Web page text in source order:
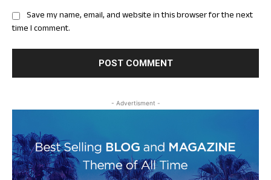
Save my name, email, and website in this browser for the next
time I comment.
- Advertisment -